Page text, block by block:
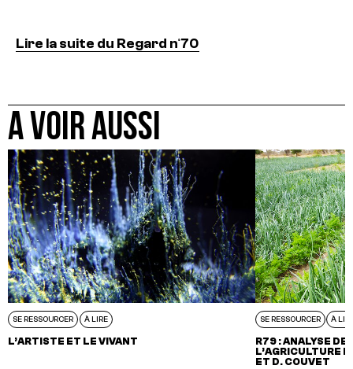
Lire la suite du Regard n°70
A VOIR AUSSI
SE RESSOURCER À LIRE
L’ARTISTE ET LE VIVANT
SE RESSOURCER À
R79 : ANALYSE DE
L’AGRICULTURE
ET D. COUVET